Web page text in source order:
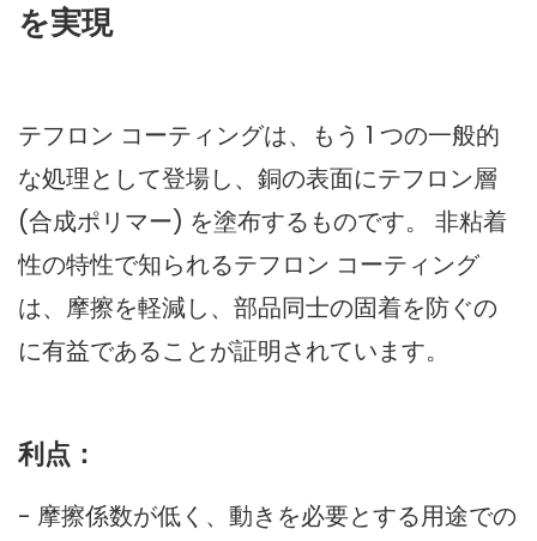
を実現
テフロン コーティングは、もう 1 つの一般的
な処理として登場し、銅の表面にテフロン層
(合成ポリマー) を塗布するものです。 非粘着
性の特性で知られるテフロン コーティング
は、摩擦を軽減し、部品同士の固着を防ぐの
に有益であることが証明されています。
利点：
- 摩擦係数が低く、動きを必要とする用途での